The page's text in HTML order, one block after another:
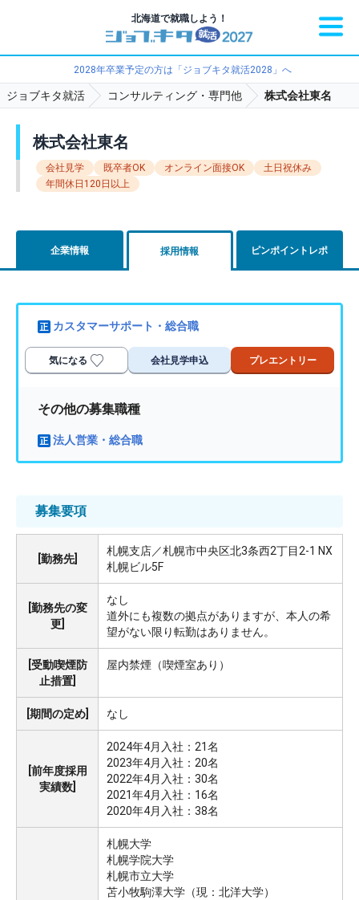
北海道で就職しよう！
2028年卒業予定の方は「ジョブキタ就活2028」へ
ジョブキタ就活 コンサルティング・専門他 株式会社東名
株式会社東名
会社見学 既卒者OK オンライン面接OK
土日祝休み
年間休日120日以上
企業情報 採用情報 ピンポイントレポ
カスタマーサポート・総合職
気になる 会社見学申込 プレエントリー
その他の募集職種
法人営業・総合職
募集要項
[勤務先]
札幌支店／札幌市中央区北3条西2丁目2-1 NX
札幌ビル5F
[勤務先の変
更]
なし
道外にも複数の拠点がありますが、本人の希
望がない限り転勤はありません。
[受動喫煙防
止措置]
屋内禁煙（喫煙室あり）
[期間の定め] なし
[前年度採用
実績数]
2024年4月入社：21名
2023年4月入社：20名
2022年4月入社：30名
2021年4月入社：16名
2020年4月入社：38名
札幌大学
札幌学院大学
札幌市立大学
苫小牧駒澤大学（現：北洋大学）